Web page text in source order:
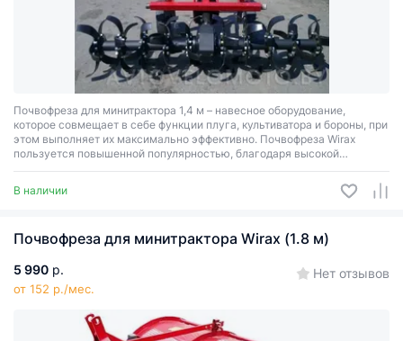
Почвофреза для минитрактора 1,4 м – навесное оборудование,
которое совмещает в себе функции плуга, культиватора и бороны, при
этом выполняет их максимально эффективно. Почвофреза Wirax
пользуется повышенной популярностью, благодаря высокой
производительности и эффективности обработки, а также
В наличии
Почвофреза для минитрактора Wirax (1.8 м)
5 990 р.
от 152 р./мес.
Нет отзывов